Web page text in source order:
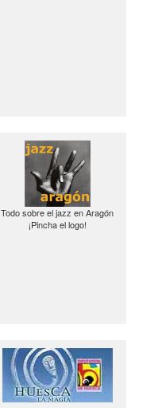
Todo sobre el jazz en Aragón
¡Pincha el logo!